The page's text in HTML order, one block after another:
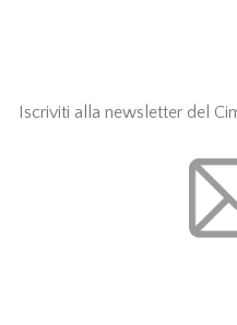
Iscriviti alla newsletter del